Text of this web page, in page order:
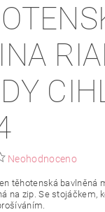
NÁM
Neohodnoceno
těhotenská bavlněná
na zip. Se stojáčkem,